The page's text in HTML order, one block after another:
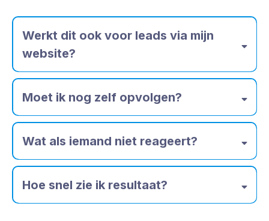
Werkt dit ook voor leads via mijn
website?
Moet ik nog zelf opvolgen?
Wat als iemand niet reageert?
Hoe snel zie ik resultaat?